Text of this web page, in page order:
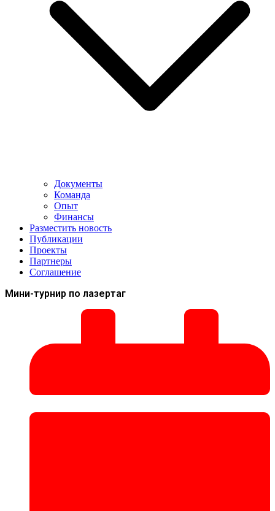
Документы
Команда
Опыт
Финансы
Разместить новость
Публикации
Проекты
Партнеры
Соглашение
Мини-турнир по лазертаг